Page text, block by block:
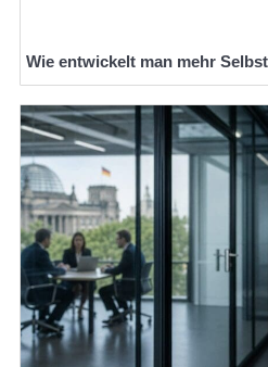
Wie entwickelt man mehr